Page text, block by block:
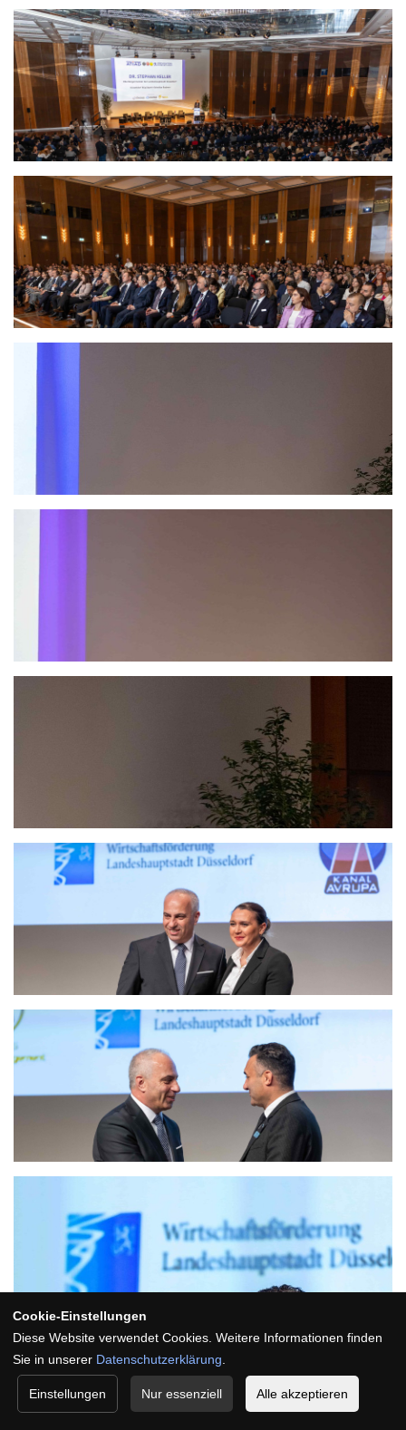
Cookie-Einstellungen
Diese Website verwendet Cookies. Weitere Informationen finden
Sie in unserer Datenschutzerklärung
Einstellungen Nur essenziell Alle akzeptieren